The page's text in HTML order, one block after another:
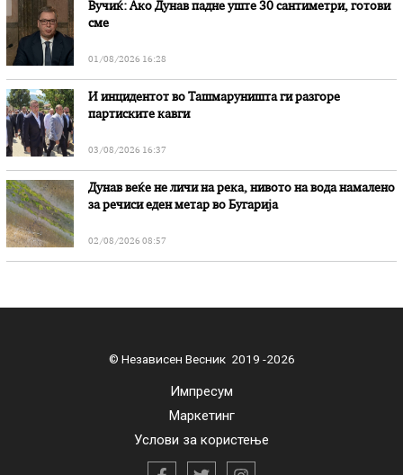
Вучиќ: Ако Дунав падне уште 30 сантиметри, готови
сме
01/08/2026 16:28
И инцидентот во Ташмаруништa ги разгоре
партиските кавги
03/08/2026 16:37
Дунав веќе не личи на река, нивото на вода намалено
за речиси еден метар во Бугарија
02/08/2026 08:57
© Независен Весник 2019 -2026
Импресум
Маркетинг
Услови за користење